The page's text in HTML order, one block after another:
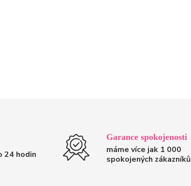
24 hodin
Garance spokojenosti
máme více jak 1 000
spokojených zákazníků